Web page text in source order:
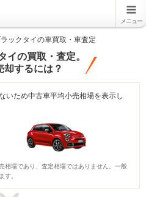
メニュー
ックタイの車買取・車査定
イの買取・査定。
却するには？
いため中古車平均小売相場を表示し
相場であり、査定相場ではありません。一般
す。